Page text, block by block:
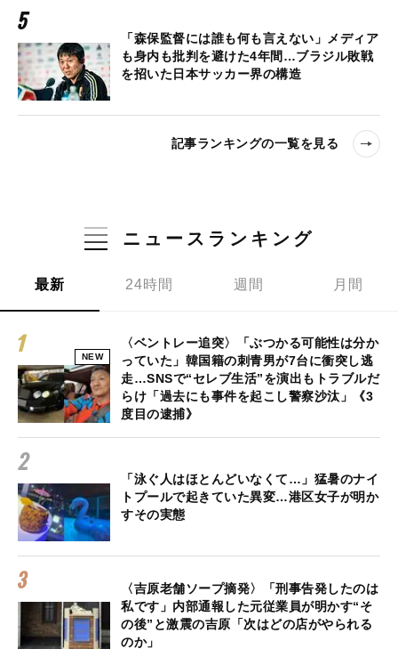
「森保監督には誰も何も言えない」メディア
も身内も批判を避けた4年間…ブラジル敗戦
を招いた日本サッカー界の構造
記事ランキングの一覧を見る
ニュースランキング
最新 24時間 週間 月間
NEW
〈ベントレー追突〉「ぶつかる可能性は分か
っていた」韓国籍の刺青男が7台に衝突し逃
走…SNSで“セレブ生活”を演出もトラブルだ
らけ「過去にも事件を起こし警察沙汰」《3
度目の逮捕》
「泳ぐ人はほとんどいなくて…」猛暑のナイ
トプールで起きていた異変…港区女子が明か
すその実態
〈吉原老舗ソープ摘発〉「刑事告発したのは
私です」内部通報した元従業員が明かす“そ
の後”と激震の吉原「次はどの店がやられる
のか」